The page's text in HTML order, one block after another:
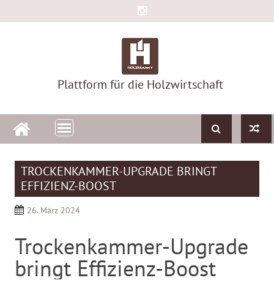
to
Plattform für die Holzwirtschaft
TROCKENKAMMER-UPGRADE BRINGT
EFFIZIENZ-BOOST
26. März 2024
Trockenkammer-Upgrade
bringt Effizienz-Boost